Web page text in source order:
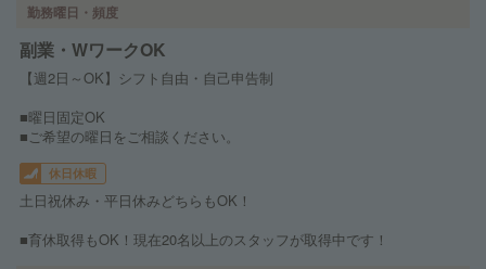
勤務曜日・頻度
副業・WワークOK
【週2日～OK】シフト自由・自己申告制
■曜日固定OK
■ご希望の曜日をご相談ください。
休日休暇
土日祝休み・平日休みどちらもOK！
■育休取得もOK！現在20名以上のスタッフが取得中です！